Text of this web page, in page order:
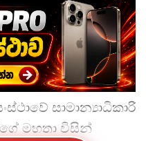
සාමාන්‍යාධිකාරි
මහතා විසින්